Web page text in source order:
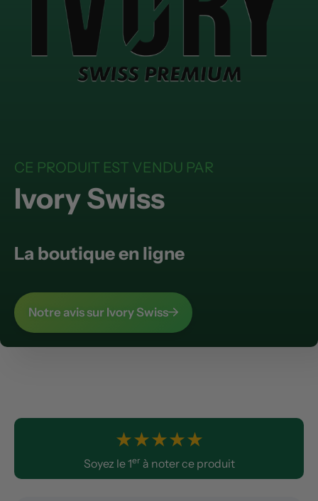
CE PRODUIT EST VENDU PAR
Ivory Swiss
La boutique en ligne
Notre avis sur Ivory Swiss
★★★★★
Soyez le 1er à noter ce produit